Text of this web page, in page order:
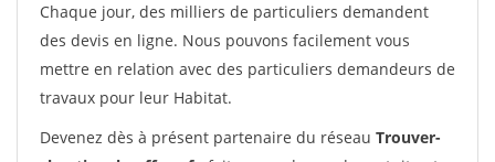
Chaque jour, des milliers de particuliers demandent
des devis en ligne. Nous pouvons facilement vous
mettre en relation avec des particuliers demandeurs de
travaux pour leur Habitat.
Devenez dès à présent partenaire du réseau Trouver-